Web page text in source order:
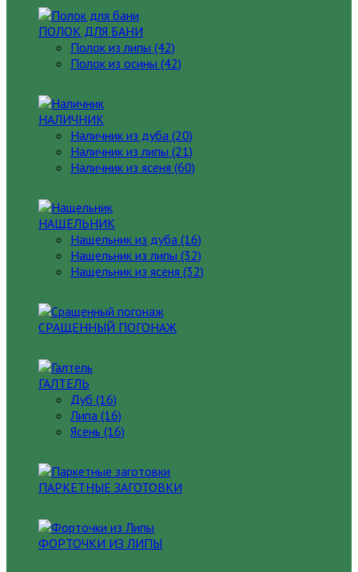
ПОЛОК ДЛЯ БАНИ
Полок из липы (42)
Полок из осины (42)
НАЛИЧНИК
Наличник из дуба (20)
Наличник из липы (21)
Наличник из ясеня (60)
НАЩЕЛЬНИК
Нащельник из дуба (16)
Нащельник из липы (32)
Нащельник из ясеня (32)
СРАЩЕННЫЙ ПОГОНАЖ
ГАЛТЕЛЬ
Дуб (16)
Липа (16)
Ясень (16)
ПАРКЕТНЫЕ ЗАГОТОВКИ
ФОРТОЧКИ ИЗ ЛИПЫ